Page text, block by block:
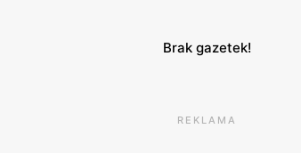
Brak gazetek!
REKLAMA